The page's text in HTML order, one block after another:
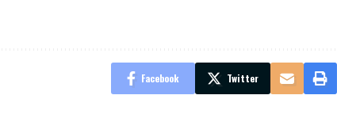
Facebook Twitter